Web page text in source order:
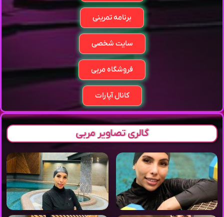
برنامه تمرینی
سایت شخصی
فروشگاه مربی
کانال آپارات
گالری تصاویر مربی